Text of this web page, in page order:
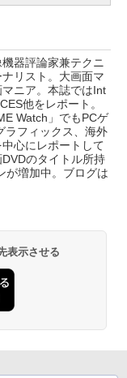
器評論家兼テクニ
リスト。大画面マ
ニア。本誌ではInt
他をレポート。
Watch」でもPCゲ
ラフィックス、海外
心にレポートして
のタイトル所持
が増加中。ブログは
表示させる